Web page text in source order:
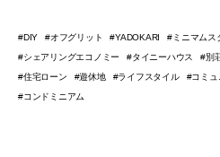
DIY オフグリット YADOKARI ミニマムス
シェアリングエコノミー
タイニーハウス 別
住宅ローン
遊休地 ライフスタイル コミュ
コンドミニアム